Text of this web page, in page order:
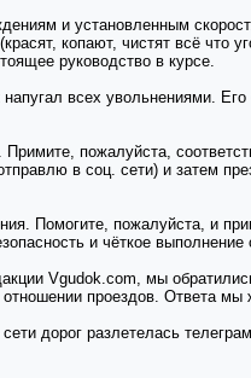
и установленным
копают, чистят всё что
руководство в курсе.
всех увольнениями.
пожалуйста,
в соц. сети) и затем
Помогите, пожалуйста, и
и чёткое
Vgudok.com, мы
проездов. Ответа мы
дорог разлетелась